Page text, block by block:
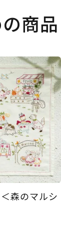
商品
森のマルシ